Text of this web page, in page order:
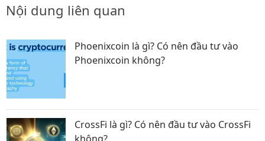
Nội dung liên quan
Phoenixcoin là gì? Có nên đầu tư vào
Phoenixcoin không?
CrossFi là gì? Có nên đầu tư vào CrossFi